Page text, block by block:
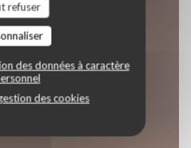
refuser
des données à caractère
des cookies